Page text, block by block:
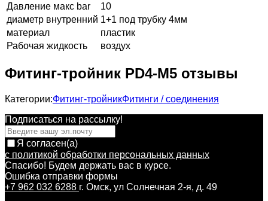
Давление макс bar
10
диаметр внутренний 1+1 под трубку 4мм
материал
пластик
Рабочая жидкость
воздух
Фитинг-тройник PD4-M5 отзывы
Категории:Фитинг-тройникФитинги / соединения
Подписаться на рассылкy!
Я согласен(a)
с политикой обработки персональных данных
Спасибо! Будем держать вас в курсе.
Ошибка отправки формы
+7 962 032 6288 г. Омск, ул Солнечная 2-я, д. 49